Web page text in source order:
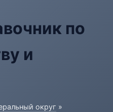
по
и
округ »